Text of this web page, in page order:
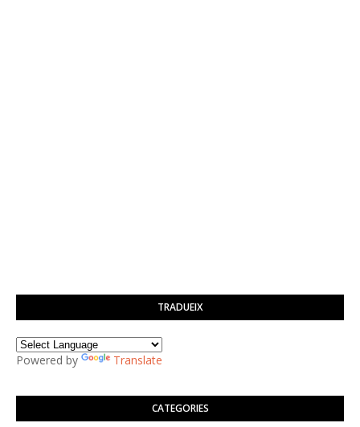
TRADUEIX
Powered by Translate
CATEGORIES